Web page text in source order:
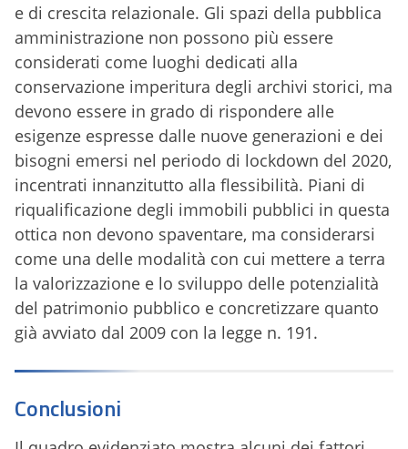
e di crescita relazionale. Gli spazi della pubblica
amministrazione non possono più essere
considerati come luoghi dedicati alla
conservazione imperitura degli archivi storici, ma
devono essere in grado di rispondere alle
esigenze espresse dalle nuove generazioni e dei
bisogni emersi nel periodo di lockdown del 2020,
incentrati innanzitutto alla flessibilità. Piani di
riqualificazione degli immobili pubblici in questa
ottica non devono spaventare, ma considerarsi
come una delle modalità con cui mettere a terra
la valorizzazione e lo sviluppo delle potenzialità
del patrimonio pubblico e concretizzare quanto
già avviato dal 2009 con la legge n. 191.
Conclusioni